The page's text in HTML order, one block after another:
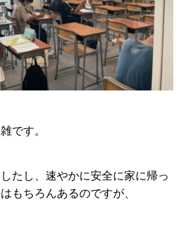
です。
たし、速やかに安全に家に帰っ
もちろんあるのですが、